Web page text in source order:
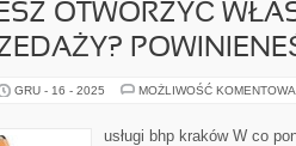
OTWORZYĆ
GRU - 16 - 2025 MOŻLIWOŚĆ
usługi bhp kraków W co